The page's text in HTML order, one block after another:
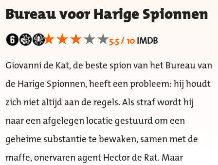
Bureau voor Harige Spionnen
5.5 / 10IMDB
Giovanni de Kat, de beste spion van het Bureau van
de Harige Spionnen, heeft een probleem: hij houdt
zich niet altijd aan de regels. Als straf wordt hij
naar een afgelegen locatie gestuurd om een
geheime substantie te bewaken, samen met de
maffe, onervaren agent Hector de Rat. Maar